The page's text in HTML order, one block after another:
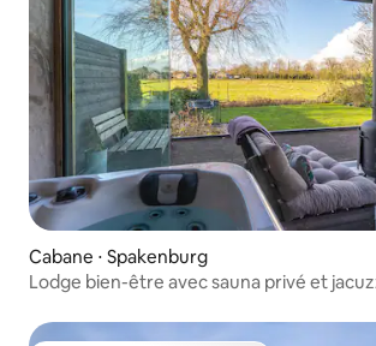
Cabane ⋅ Spakenburg
Lodge bien-être avec sauna privé et